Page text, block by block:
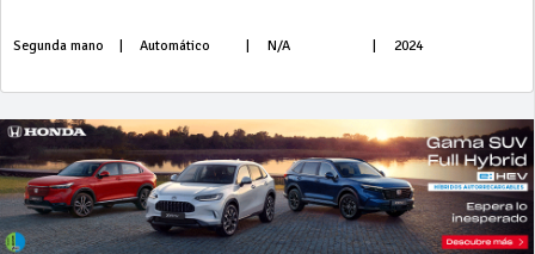
Segunda mano Automático N/A 2024